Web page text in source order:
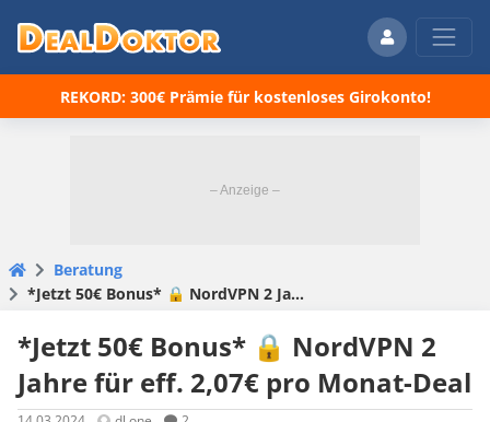
REKORD: 300€ Prämie für kostenloses Girokonto!
Beratung
*Jetzt 50€ Bonus* 🔒 NordVPN 2 Jahre für eff. 2,07€ pro Monat-Deal
*Jetzt 50€ Bonus* 🔒 NordVPN 2
Jahre für eff. 2,07€ pro Monat-Deal